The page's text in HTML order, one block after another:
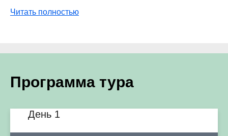
Читать полностью
Программа тура
День 1